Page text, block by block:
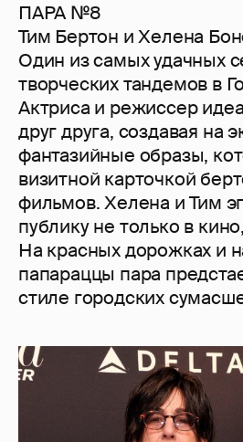
ПАРА №8
Тим Бертон и Хелена
Один из самых удачных
творческих тандемов в
Актриса и режиссер
друг друга, создавая на
фантазийные образы,
визитной карточкой
фильмов. Хелена и Тим
публику не только в
На красных дорожках и
папараццы пара
стиле городских